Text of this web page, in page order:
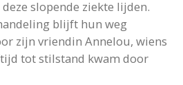
slopende ziekte lijden.
blijft hun weg
zijn vriendin Annelou, wiens
tot stilstand kwam door